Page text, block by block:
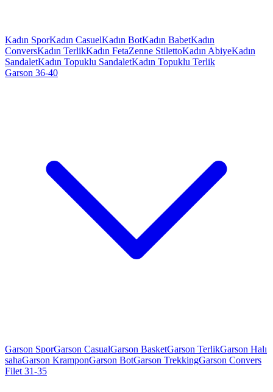
Kadın SporKadın CasuelKadın BotKadın BabetKadın
ConversKadın TerlikKadın FetaZenne StilettoKadın AbiyeKadın
SandaletKadın Topuklu SandaletKadın Topuklu Terlik
Garson 36-40
Garson SporGarson CasualGarson BasketGarson TerlikGarson Halı
sahaGarson KramponGarson BotGarson TrekkingGarson Convers
Filet 31-35